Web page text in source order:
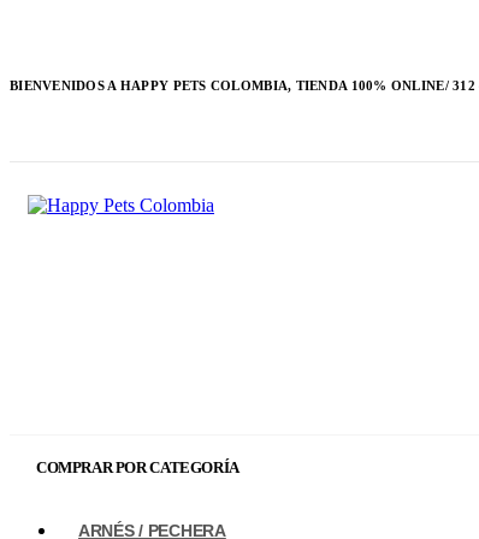
BIENVENIDOS A HAPPY PETS COLOMBIA, TIENDA 100% ONLINE/ 312
COMPRAR POR CATEGORÍA
ARNÉS / PECHERA